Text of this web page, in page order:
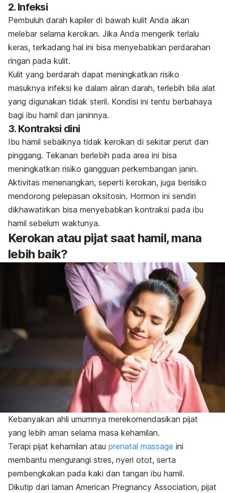
2. Infeksi
Pembuluh darah kapiler di bawah kulit Anda akan
melebar selama kerokan. Jika Anda mengerik terlalu
keras, terkadang hal ini bisa menyebabkan perdarahan
ringan pada kulit.
Kulit yang berdarah dapat meningkatkan risiko
masuknya infeksi ke dalam aliran darah, terlebih bila alat
yang digunakan tidak steril. Kondisi ini tentu berbahaya
bagi ibu hamil dan janinnya.
3. Kontraksi dini
Ibu hamil sebaiknya tidak kerokan di sekitar perut dan
pinggang. Tekanan berlebih pada area ini bisa
meningkatkan risiko gangguan perkembangan janin.
Aktivitas menenangkan, seperti kerokan, juga berisiko
mendorong pelepasan oksitosin. Hormon ini sendiri
dikhawatirkan bisa menyebabkan kontraksi pada ibu
hamil sebelum waktunya.
Kerokan atau pijat saat hamil, mana
lebih baik?
Kebanyakan ahli umumnya merekomendasikan pijat
yang lebih aman selama masa kehamilan.
Terapi pijat kehamilan atau prenatal massage ini
membantu mengurangi stres, nyeri otot, serta
pembengkakan pada kaki dan tangan ibu hamil.
Dikutip dari laman American Pregnancy Association, pijat